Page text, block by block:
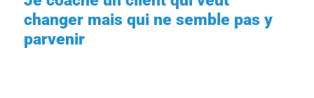
changer mais qui ne semble pas y
parvenir